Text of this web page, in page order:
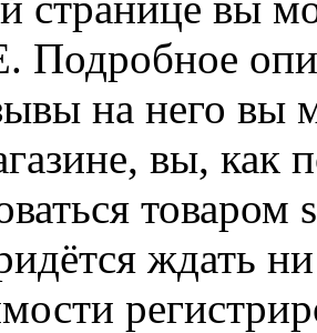
Подробное
на него вы
вы, как
ждать